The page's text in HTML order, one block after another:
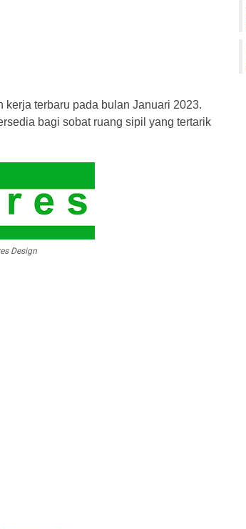
terbaru pada bulan Januari 2023.
bagi sobat ruang sipil yang tertarik
Design